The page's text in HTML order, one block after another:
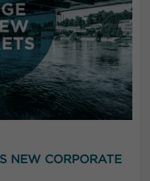
NEW CORPORATE